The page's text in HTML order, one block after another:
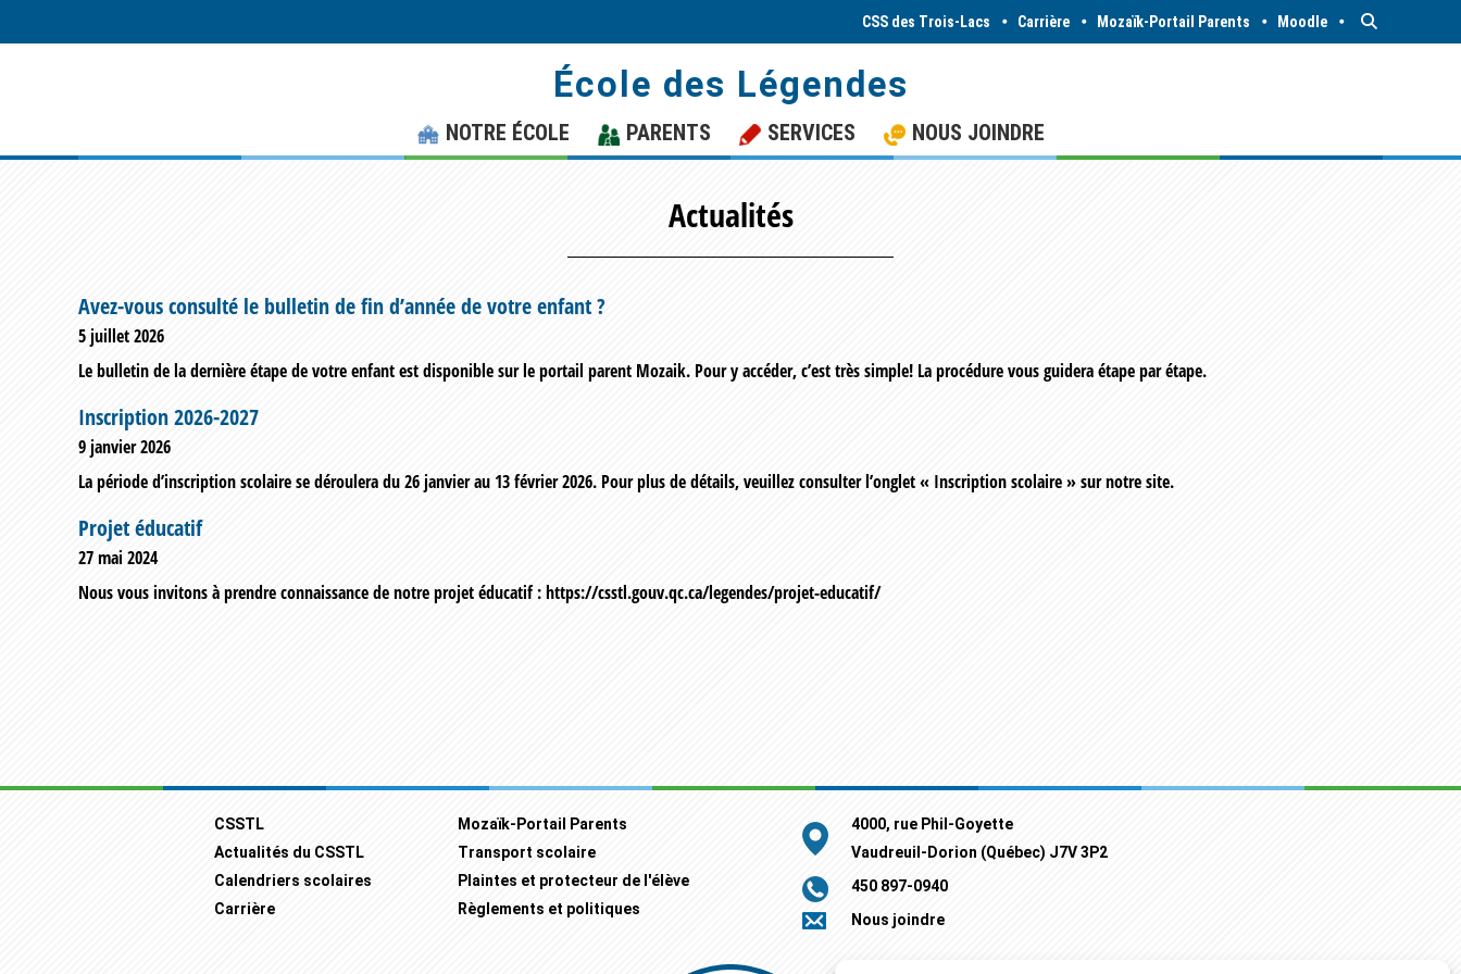
to
to
CSS des Trois-Lacs Carrière Mozaïk-Portail Parents Moodle
École des Légendes
NOTRE ÉCOLE PARENTS SERVICES NOUS JOINDRE
Actualités
Avez-vous consulté le bulletin de fin d’année de votre enfant ?
5 juillet 2026
Le bulletin de la dernière étape de votre enfant est disponible sur le portail parent Mozaik. Pour y accéder, c’est très simple! La procédure vous guidera étape par étape.
Inscription 2026-2027
9 janvier 2026
La période d’inscription scolaire se déroulera du 26 janvier au 13 février 2026. Pour plus de détails, veuillez consulter l’onglet « Inscription scolaire » sur notre site.
Projet éducatif
27 mai 2024
Nous vous invitons à prendre connaissance de notre projet éducatif : https://csstl.gouv.qc.ca/legendes/projet-educatif/
Footer
CSSTL
Actualités du CSSTL
Calendriers scolaires
Carrière
Mozaïk-Portail Parents
Transport scolaire
Plaintes et protecteur de l'élève
Règlements et politiques
4000, rue Phil-Goyette
Vaudreuil-Dorion (Québec) J7V 3P2
450 897-0940
Nous joindre